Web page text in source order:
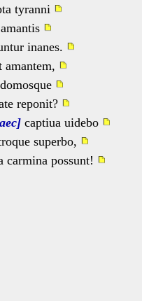
tyranni
inanes.
amantem,
reponit?
captiua uidebo
superbo,
carmina possunt!